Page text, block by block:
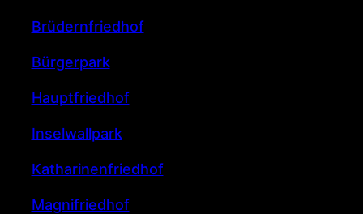
Brüdernfriedhof
Bürgerpark
Hauptfriedhof
Inselwallpark
Katharinenfriedhof
Magnifriedhof